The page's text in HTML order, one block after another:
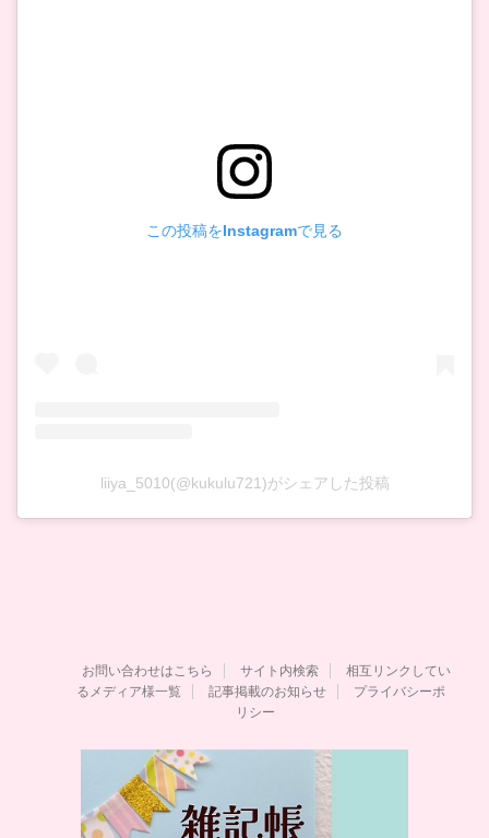
この投稿をInstagramで見る
liiya_5010(@kukulu721)がシェアした投稿
お問い合わせはこちら サイト内検索
相互リンクしてい
るメディア様一覧
記事掲載のお知らせ
プライバシーポ
リシー